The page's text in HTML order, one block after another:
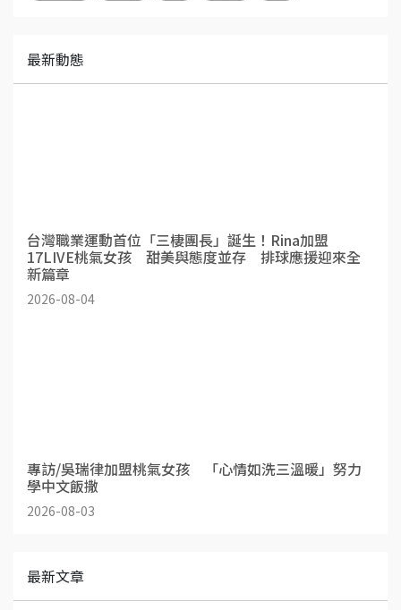
最新動態
台灣職業運動首位「三棲團長」誕生！Rina加盟
17LIVE桃氣女孩 甜美與態度並存 排球應援迎來全
新篇章
2026-08-04
專訪/吳瑞律加盟桃氣女孩 「心情如洗三溫暖」努力
學中文飯撒
2026-08-03
最新文章